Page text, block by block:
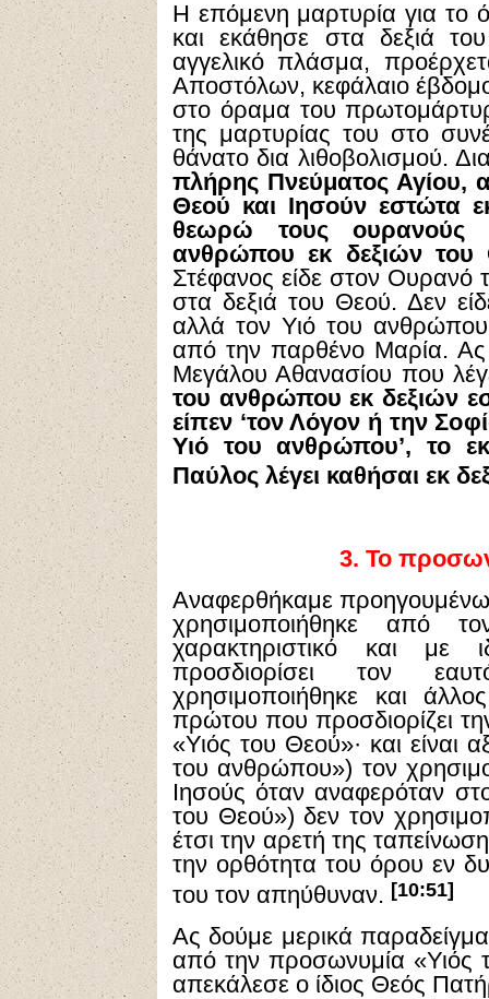
Η επόμενη μαρτυρία για το
και εκάθησε στα δεξιά
αγγελικό πλάσμα,
Αποστόλων, κεφάλαιο έβδομο
στο όραμα του
της μαρτυρίας του στο
θάνατο δια λιθοβολισμού.
πλήρης Πνεύματος Αγίου,
Θεού και Ιησούν εστώτα
θεωρώ τους ουρανούς
ανθρώπου εκ δεξιών του
Στέφανος είδε στον Ουρανό
στα δεξιά του Θεού. Δεν
αλλά τον Υιό του
από την παρθένο Μαρία.
Μεγάλου Αθανασίου που
του ανθρώπου εκ δεξιών
είπεν ‘τον Λόγον ή την
Υιό του ανθρώπου’, το
Παύλος λέγει καθήσαι εκ
3. Το
Αναφερθήκαμε
χρησιμοποιήθηκε από
χαρακτηριστικό και με
προσδιορίσει τον
χρησιμοποιήθηκε και
πρώτου που προσδιορίζει
«Υιός του Θεού»· και είναι
του ανθρώπου») τον
Ιησούς όταν αναφερόταν
του Θεού») δεν τον
έτσι την αρετή της
την ορθότητα του όρου εν
του τον απηύθυναν. [10:51]
Ας δούμε μερικά
από την προσωνυμία «Υιός
απεκάλεσε ο ίδιος Θεός